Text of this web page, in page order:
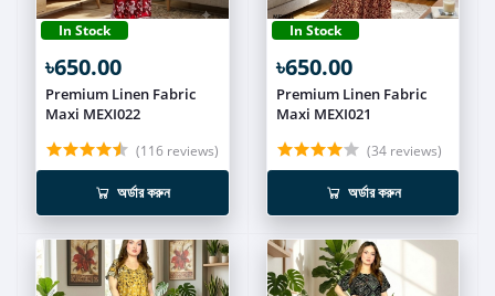
In Stock
৳650.00
Premium Linen Fabric
Maxi MEXI022
(116 reviews)
অর্ডার করুন
In Stock
৳650.00
Premium Linen Fabric
Maxi MEXI021
(34 reviews)
অর্ডার করুন